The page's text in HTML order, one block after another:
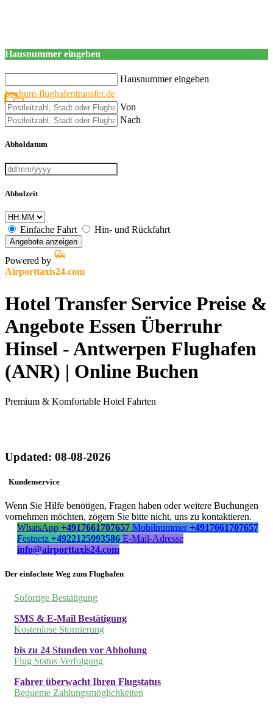
Hausnummer eingeben
Hausnummer eingeben
bochum-flughafentransfer.de
Von
Nach
Abholdatum
Abholzeit
Einfache Fahrt Hin- und Rückfahrt
Angebote anzeigen
Powered by
Airporttaxis24.com
Hotel Transfer Service Preise &
Angebote Essen Überruhr
Hinsel - Antwerpen Flughafen
(ANR) | Online Buchen
Premium & Komfortable Hotel Fahrten
Updated: 08-08-2026
Kundenservice
Wenn Sie Hilfe benötigen, Fragen haben oder weitere Buchungen
vornehmen möchten, zögern Sie bitte nicht, uns zu kontaktieren.
WhatsApp +4917661707657 Mobilnummer +4917661707657
Festnetz +4922125993586 E-Mail-Adresse
info@airporttaxis24.com
Der einfachste Weg zum Flughafen
Sofortige Bestätigung
SMS & E-Mail Bestätigung
Kostenlose Stornierung
bis zu 24 Stunden vor Abholung
Flug Status Verfolgung
Fahrer überwacht Ihren Flugstatus
Bequeme Zahlungsmöglichkeiten